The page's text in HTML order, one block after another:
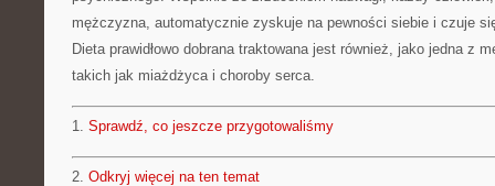
mężczyzna, automatycznie zyskuje na pewności siebie i czuje
Dieta prawidłowo dobrana traktowana jest również, jako jedna z
takich jak miażdżyca i choroby serca.
1. Sprawdź, co jeszcze przygotowaliśmy
2. Odkryj więcej na ten temat